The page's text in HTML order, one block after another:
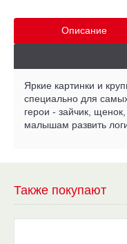
Описание
Яркие картинки и
специально для
герои - зайчик,
малышам развить
Также покупают